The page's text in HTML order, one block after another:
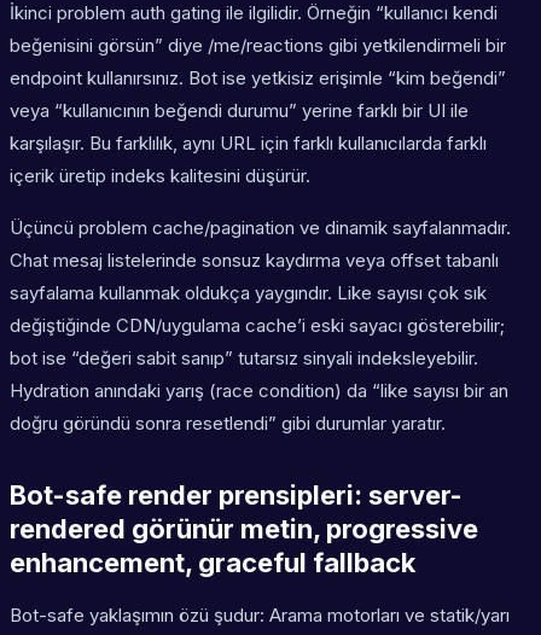
İkinci problem auth gating ile ilgilidir. Örneğin “kullanıcı kendi
beğenisini görsün” diye /me/reactions gibi yetkilendirmeli bir
endpoint kullanırsınız. Bot ise yetkisiz erişimle “kim beğendi”
veya “kullanıcının beğendi durumu” yerine farklı bir UI ile
karşılaşır. Bu farklılık, aynı URL için farklı kullanıcılarda farklı
içerik üretip indeks kalitesini düşürür.
Üçüncü problem cache/pagination ve dinamik sayfalanmadır.
Chat mesaj listelerinde sonsuz kaydırma veya offset tabanlı
sayfalama kullanmak oldukça yaygındır. Like sayısı çok sık
değiştiğinde CDN/uygulama cache’i eski sayacı gösterebilir;
bot ise “değeri sabit sanıp” tutarsız sinyali indeksleyebilir.
Hydration anındaki yarış (race condition) da “like sayısı bir an
doğru göründü sonra resetlendi” gibi durumlar yaratır.
Bot-safe render prensipleri: server-
rendered görünür metin, progressive
enhancement, graceful fallback
Bot-safe yaklaşımın özü şudur: Arama motorları ve statik/yarı